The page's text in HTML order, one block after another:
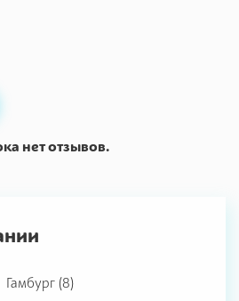
нет отзывов.
Гамбург (8)